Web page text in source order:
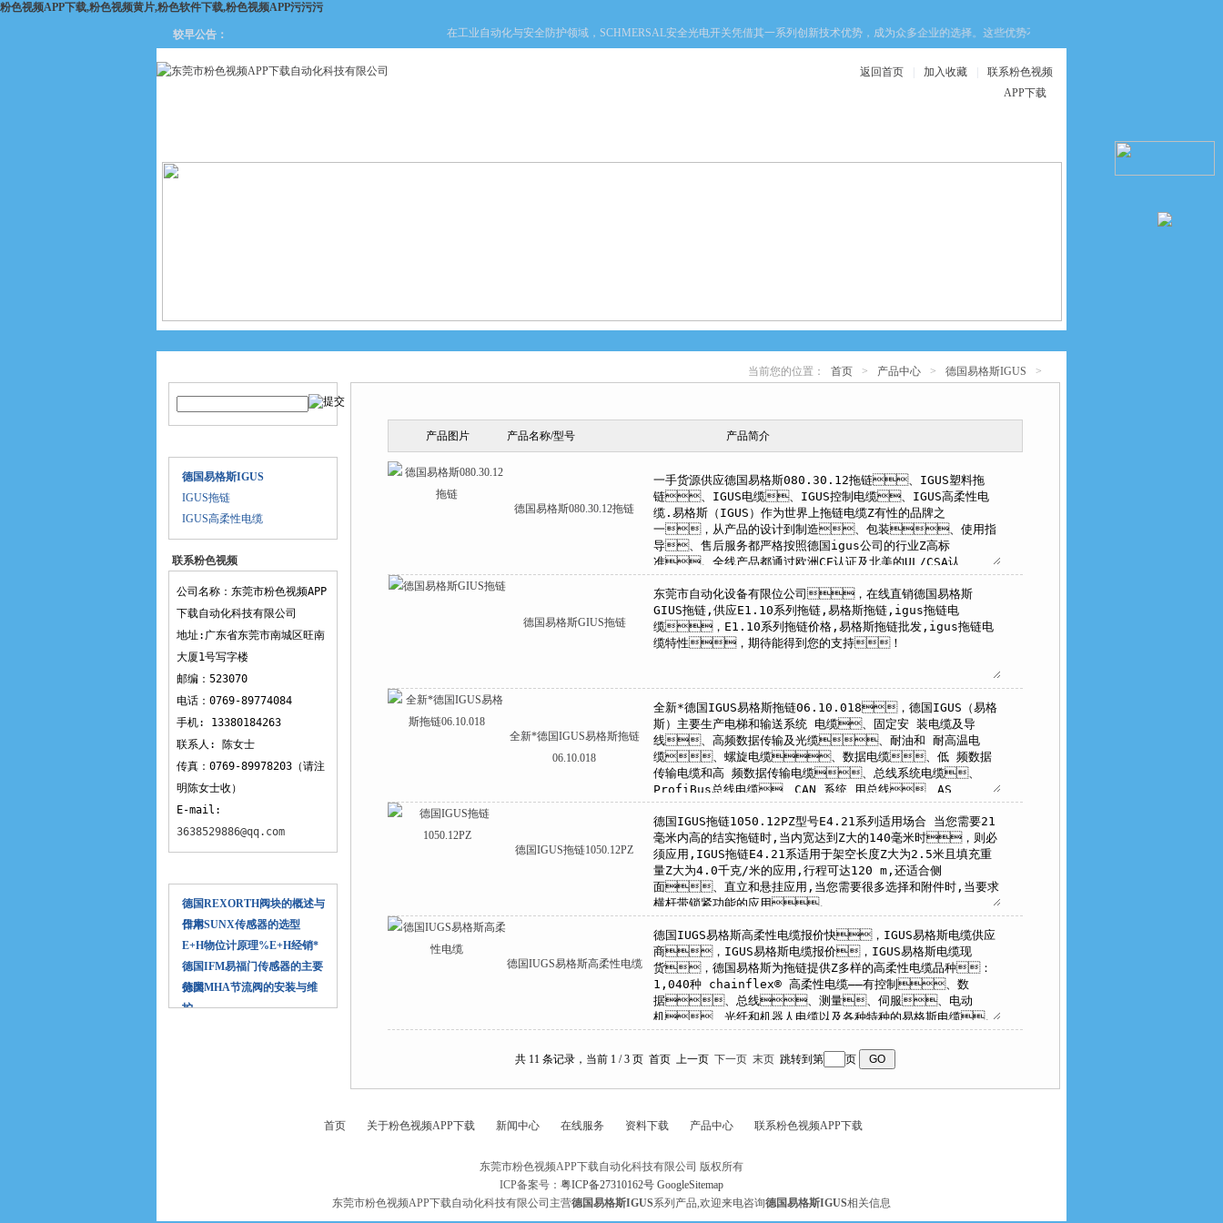
粉色视频APP下载,粉色视频黄片,粉色软件下载,粉色视频APP污污污
较早公告： 在工业自动化与安全防护领域，SCHMERSAL安全光电开关凭借其一系列创新技术优势，成为众多企业的选择。这些优势不仅提升了设备的安全性，还优化了
返回首页 加入收藏
联系粉色视频
APP下载
下载 下载
德国易格斯IGUS
IGUS拖链
IGUS高柔性电缆
联系粉色视频
APP下载
公司名称：东莞市粉色视频APP
下载自动化科技有限公司
地址:广东省东莞市南城区旺南
大厦1号写字楼
邮编：523070
电话：0769-89774084
手机: 13380184263
联系人: 陈女士
传真：0769-89978203（请注
明陈女士收）
E-mail:
3638529886@qq.com
德国REXORTH阀块的概述与
作用
日本SUNX传感器的选型
E+H物位计原理%E+H经销*
德国IFM易福门传感器的主要
分类
德国MHA节流阀的安装与维
护
当前您的位置： 首页 > 产品中心 > 德国易格斯IGUS >
产品图片 产品名称/型号 产品简介
德国易格斯080.30.12拖链
德国易格斯GIUS拖链
全新*德国IGUS易格斯拖链
06.10.018
德国IGUS拖链1050.12PZ
德国IUGS易格斯高柔性电缆
共 11 条记录，当前 1 / 3 页 首页 上一页 下一页 末页 跳转到第 页
首页 关于粉色视频APP下载 新闻中心 在线服务 资料下载 产品中心 联系粉色视频APP下载
东莞市粉色视频APP下载自动化科技有限公司 版权所有
ICP备案号： 粤ICP备27310162号 GoogleSitemap
东莞市粉色视频APP下载自动化科技有限公司主营德国易格斯IGUS系列产品,欢迎来电咨询德国易格斯IGUS相关信息